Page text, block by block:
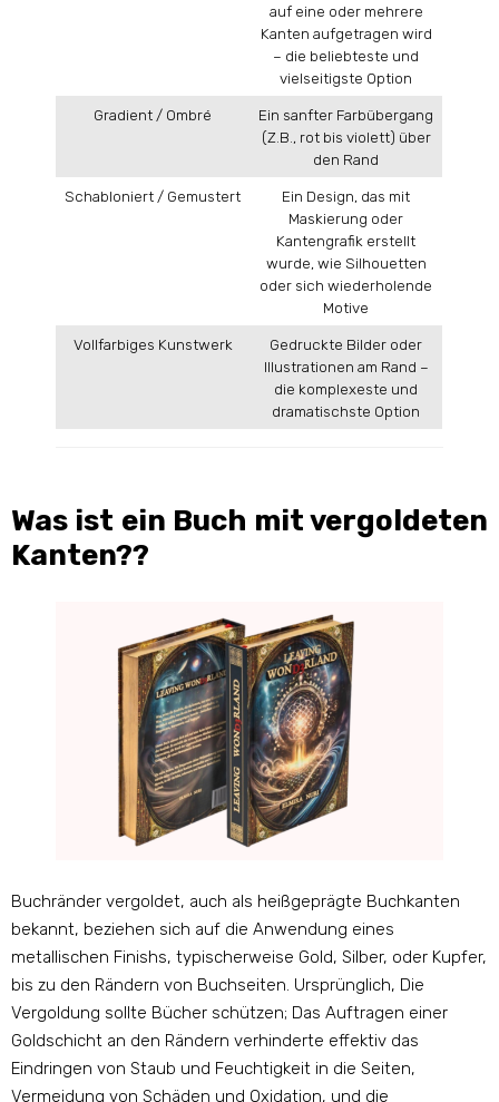
auf eine oder mehrere
Kanten aufgetragen wird
– die beliebteste und
vielseitigste Option
Gradient / Ombré
Ein sanfter Farbübergang
(Z.B., rot bis violett) über
den Rand
Schabloniert / Gemustert
Ein Design, das mit
Maskierung oder
Kantengrafik erstellt
wurde, wie Silhouetten
oder sich wiederholende
Motive
Vollfarbiges Kunstwerk
Gedruckte Bilder oder
Illustrationen am Rand –
die komplexeste und
dramatischste Option
Was ist ein Buch mit vergoldeten
Kanten??
Buchränder vergoldet, auch als heißgeprägte Buchkanten
bekannt, beziehen sich auf die Anwendung eines
metallischen Finishs, typischerweise Gold, Silber, oder Kupfer,
bis zu den Rändern von Buchseiten. Ursprünglich, Die
Vergoldung sollte Bücher schützen; Das Auftragen einer
Goldschicht an den Rändern verhinderte effektiv das
Eindringen von Staub und Feuchtigkeit in die Seiten,
Vermeidung von Schäden und Oxidation, und die